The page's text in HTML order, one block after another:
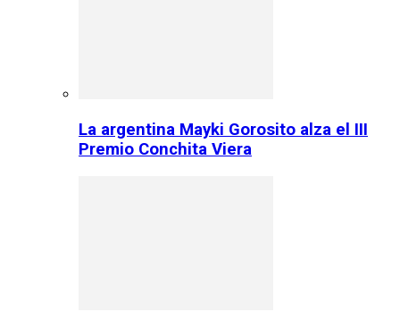
La argentina Mayki Gorosito alza el III
Premio Conchita Viera